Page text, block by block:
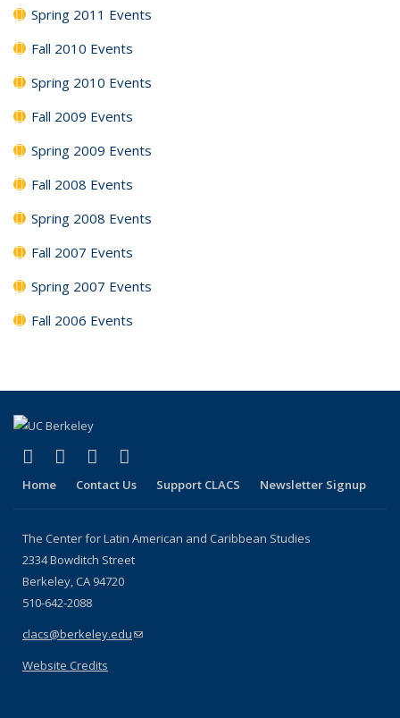
Spring 2011 Events
Fall 2010 Events
Spring 2010 Events
Fall 2009 Events
Spring 2009 Events
Fall 2008 Events
Spring 2008 Events
Fall 2007 Events
Spring 2007 Events
Fall 2006 Events
Facebook
(link is external)
LinkedIn
(link is external)
YouTube
(link is external)
Home Contact Us Support CLACS Newsletter Signup
The Center for Latin American and Caribbean Studies
2334 Bowditch Street
Berkeley, CA 94720
510-642-2088
clacs@berkeley.edu(link sends e-mail)
Website Credits